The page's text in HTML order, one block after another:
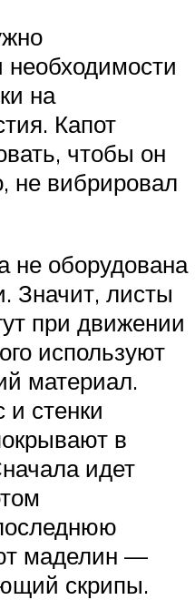
необходимости
на
Капот
чтобы он
не вибрировал
не оборудована
Значит, листы
при движении
используют
материал.
и стенки
в
идет
маделин —
скрипы.